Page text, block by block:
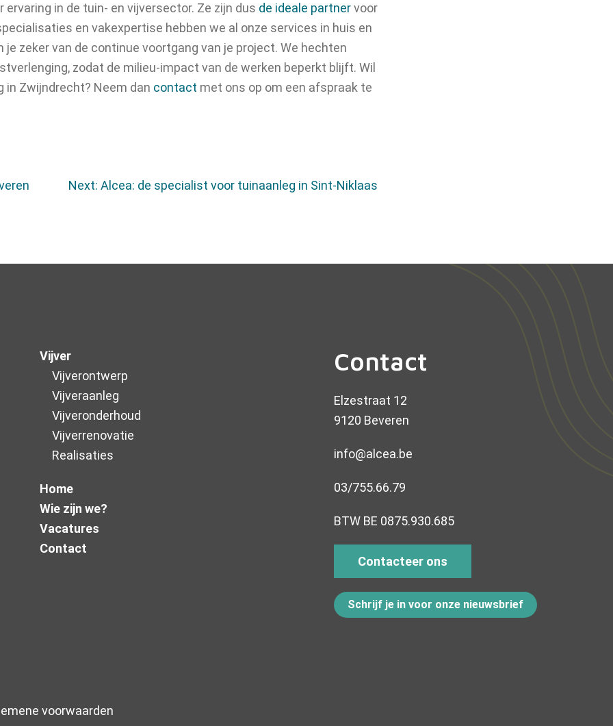
in de tuin- en vijversector. Ze zijn dus de ideale partnervoor
en vakexpertise hebben we al onze services in huis en
zeker van de continue voortgang van je project. We hechten
zodat de milieu-impact van de werken beperkt blijft. Wil
in Zwijndrecht? Neem dan contact met ons op om een afspraak te
Next: Alcea: de specialist voor tuinaanleg in Sint-Niklaas
Vijver
Vijverontwerp
Vijveraanleg
Vijver­onderhoud
Vijverrenovatie
Realisaties
Home
Wie zijn we?
Vacatures
Contact
Contact
Elzestraat 12
9120 Beveren
info@alcea.be
03/755.66.79
BTW BE 0875.930.685
Contacteer ons
Schrijf je in voor onze nieuwsbrief
voorwaarden